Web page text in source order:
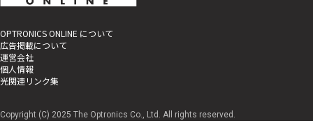
OPTRONICS ONLINE について
広告掲載について
運営会社
個人情報
光関連リンク集
Copyright (C) 2025 The Optronics Co., Ltd. All rights reserved.